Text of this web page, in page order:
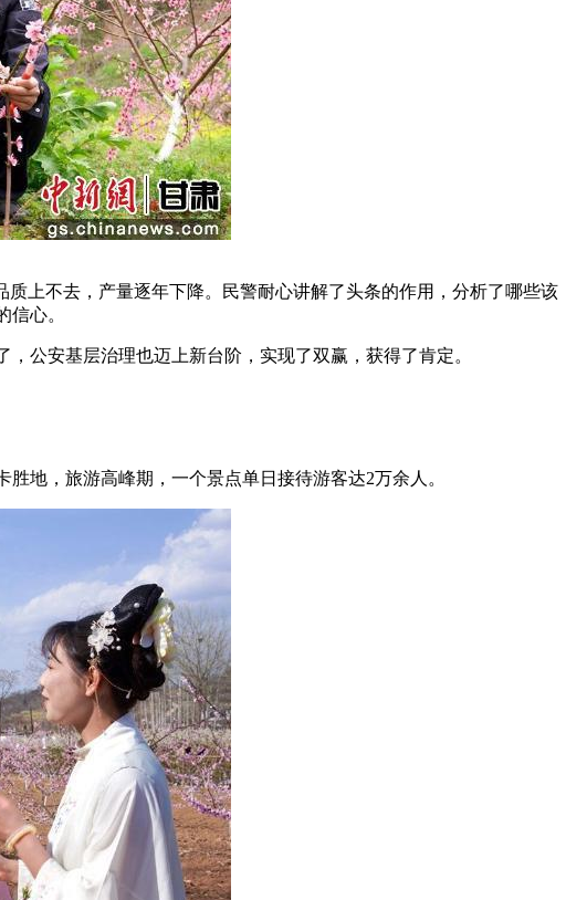
上不去，产量逐年下降。民警耐心讲解了头条的作用，分析了哪些该
心。
公安基层治理也迈上新台阶，实现了双赢，获得了肯定。
地，旅游高峰期，一个景点单日接待游客达2万余人。